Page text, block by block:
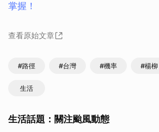
掌握！
查看原始文章
#路徑 #台灣 #機率 #楊柳
生活
生活話題：關注颱風動態